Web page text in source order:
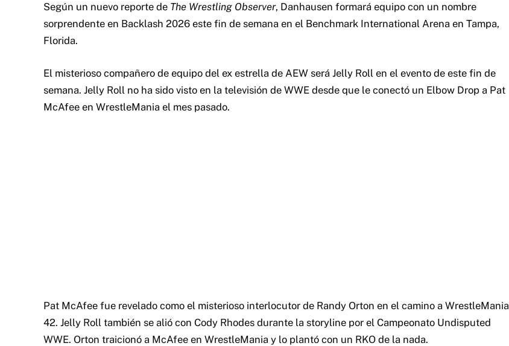
Según un nuevo reporte de The Wrestling Observer, Danhausen formará equipo con un nombre
sorprendente en Backlash 2026 este fin de semana en el Benchmark International Arena en Tampa,
Florida.
El misterioso compañero de equipo del ex estrella de AEW será Jelly Roll en el evento de este fin de
semana. Jelly Roll no ha sido visto en la televisión de WWE desde que le conectó un Elbow Drop a Pat
McAfee en WrestleMania el mes pasado.
Pat McAfee fue revelado como el misterioso interlocutor de Randy Orton en el camino a WrestleMania
42. Jelly Roll también se alió con Cody Rhodes durante la storyline por el Campeonato Undisputed
WWE. Orton traicionó a McAfee en WrestleMania y lo plantó con un RKO de la nada.